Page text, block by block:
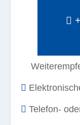
Telefon-